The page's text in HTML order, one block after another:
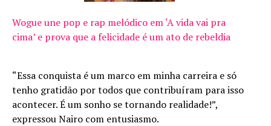
Wogue une pop e rap melódico em ‘A vida vai pra
cima’ e prova que a felicidade é um ato de rebeldia
“Essa conquista é um marco em minha carreira e só
tenho gratidão por todos que contribuíram para isso
acontecer. É um sonho se tornando realidade!”,
expressou Nairo com entusiasmo.